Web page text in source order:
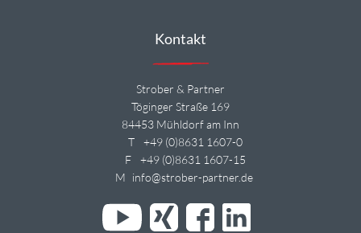
Kontakt
Strober & Partner
Töginger Straße 169
84453 Mühldorf am Inn
T
+49 (0)8631 1607-0
F
+49 (0)8631 1607-15
M info@strober-partner.de